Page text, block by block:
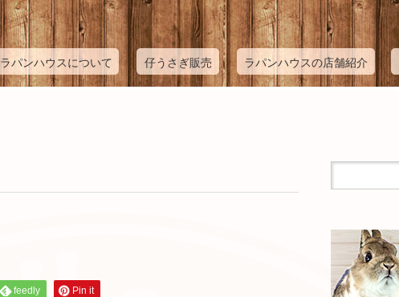
ラパンハウスについて 仔うさぎ販売 ラパンハウスの店舗紹介
feedly Pin it